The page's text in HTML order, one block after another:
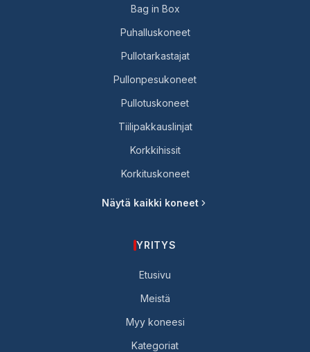
Bag in Box
Puhalluskoneet
Pullotarkastajat
Pullonpesukoneet
Pullotuskoneet
Tiilipakkauslinjat
Korkkihissit
Korkituskoneet
Näytä kaikki koneet
YRITYS
Etusivu
Meistä
Myy koneesi
Kategoriat